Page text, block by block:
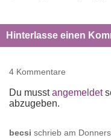
Hinterlasse einen
4 Kommentare
Du musstangemeldet
abzugeben.
becsi schrieb am